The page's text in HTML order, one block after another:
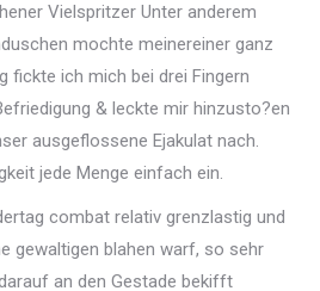
Vielspritzer Unter anderem
mochte meinereiner ganz
fickte ich mich bei drei Fingern
& leckte mir hinzusto?en
ausgeflossene Ejakulat nach.
jede Menge einfach ein.
combat relativ grenzlastig und
gewaltigen blahen warf, so sehr
an den Gestade bekifft